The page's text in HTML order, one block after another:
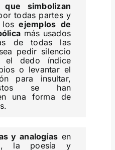
simbolizan
todas partes y
ejemplos de
más usados
de todas las
pedir silencio
el dedo índice
o levantar el
para insultar,
se han
una forma de
y analogías en
la poesía y